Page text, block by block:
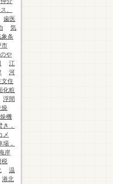
、
歯医
気
象条
市
や
江
河
文住
化粧
浮間
燥
機
，
メ
，
岸
税
温
港北